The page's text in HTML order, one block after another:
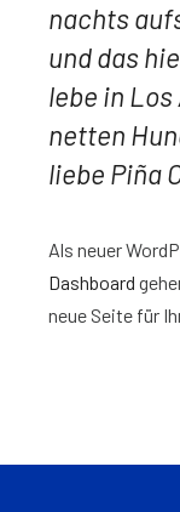
nachts
und das
lebe in
netten
liebe Piña
Als neuer
Dashboard
neue Seite für